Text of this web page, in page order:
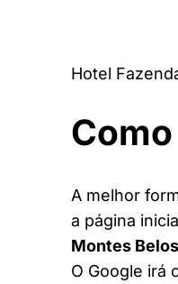
Hotel
A melhor
a página
Montes Belos
O Google irá